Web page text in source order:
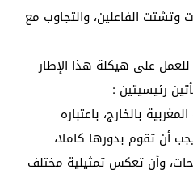
الفاعلين، والتجاوب مع
على هيكلة هذا الإطار
رئيسيتين :
بالخارج، باعتباره
أن تقوم بدورها كاملا،
وأن تعكس تمثيلية مختلف